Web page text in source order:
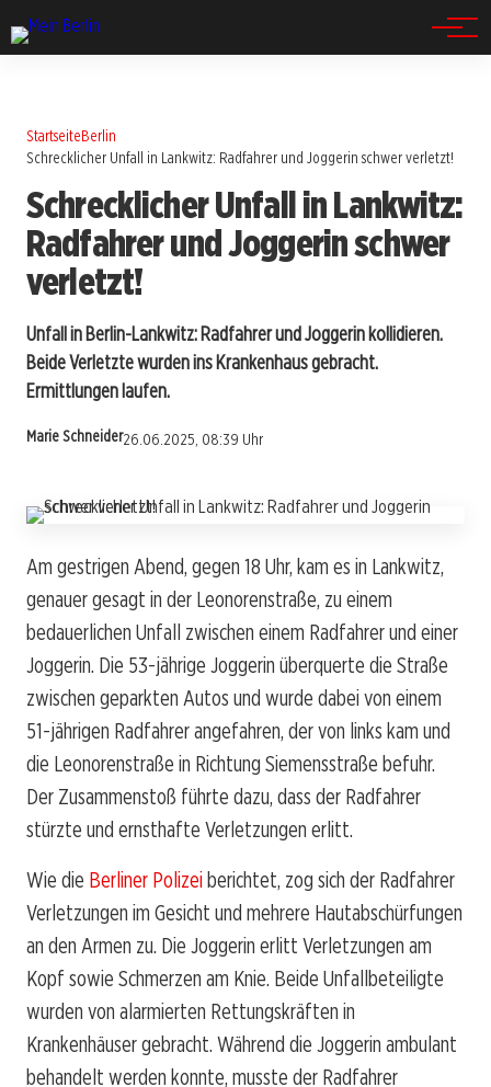
StartseiteBerlin
Schrecklicher Unfall in Lankwitz: Radfahrer und Joggerin schwer verletzt!
Schrecklicher Unfall in Lankwitz:
Radfahrer und Joggerin schwer
verletzt!
Unfall in Berlin-Lankwitz: Radfahrer und Joggerin kollidieren.
Beide Verletzte wurden ins Krankenhaus gebracht.
Ermittlungen laufen.
Marie Schneider26.06.2025, 08:39 Uhr
Am gestrigen Abend, gegen 18 Uhr, kam es in Lankwitz,
genauer gesagt in der Leonorenstraße, zu einem
bedauerlichen Unfall zwischen einem Radfahrer und einer
Joggerin. Die 53-jährige Joggerin überquerte die Straße
zwischen geparkten Autos und wurde dabei von einem
51-jährigen Radfahrer angefahren, der von links kam und
die Leonorenstraße in Richtung Siemensstraße befuhr.
Der Zusammenstoß führte dazu, dass der Radfahrer
stürzte und ernsthafte Verletzungen erlitt.
Wie die Berliner Polizeiberichtet, zog sich der Radfahrer
Verletzungen im Gesicht und mehrere Hautabschürfungen
an den Armen zu. Die Joggerin erlitt Verletzungen am
Kopf sowie Schmerzen am Knie. Beide Unfallbeteiligte
wurden von alarmierten Rettungskräften in
Krankenhäuser gebracht. Während die Joggerin ambulant
behandelt werden konnte, musste der Radfahrer